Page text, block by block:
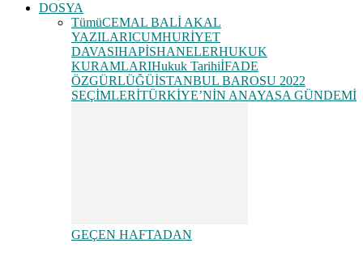
DOSYA
TümüCEMAL BALİ AKAL
YAZILARICUMHURİYET
DAVASIHAPİSHANELERHUKUK
KURAMLARIHukuk TarihiİFADE
ÖZGÜRLÜĞÜİSTANBUL BAROSU 2022
SEÇİMLERİTÜRKİYE’NİN ANAYASA GÜNDEMİ
GEÇEN HAFTADAN